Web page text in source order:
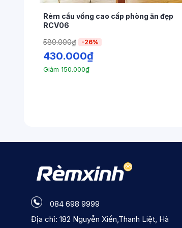
Địa chỉ:182 Nguyễn Xiển -
Điện thoại : 0846989999
Website: https://remxinh.net/
Rèm cầu vồng cao cấp phòng ăn đẹp
RCV06
580.000₫ -26%
430.000₫
Giảm 150.000₫
084 698 9999
Địa chỉ: 182 Nguyễn Xiển,Thanh Liệt, Hà